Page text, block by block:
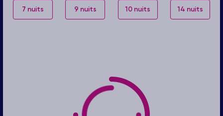
7 nuits 9 nuits 10 nuits 14 nuits